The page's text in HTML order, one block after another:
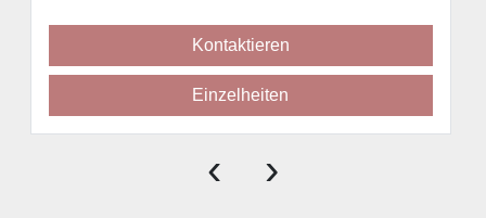
Kontaktieren
Einzelheiten
‹ ›